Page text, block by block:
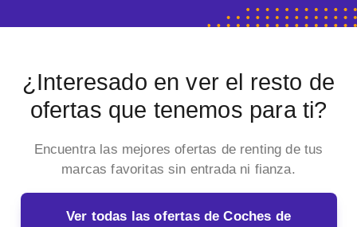
¿Interesado en ver el resto de
ofertas que tenemos para ti?
Encuentra las mejores ofertas de renting de tus
marcas favoritas sin entrada ni fianza.
Ver todas las ofertas de Coches de